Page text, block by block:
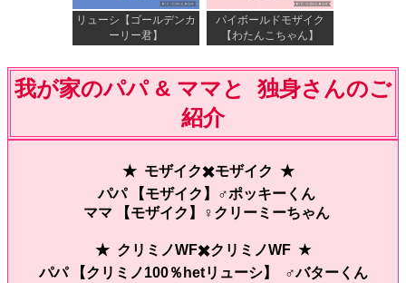
リューシ【ゴールデンカ
ーリー君】
パイボールドモザイク
【わたんこちゃん】
我が家のパパ & ママと 独身さんのご
紹介
★ モザイク✖️モザイク ★
パパ 【モザイク】♂ポッキーくん
ママ 【モザイク】♀クリーミーちゃん
★ クリミノWF✖️クリミノWF ★
パパ 【クリミノ100％hetリューシ】 ♂バターくん